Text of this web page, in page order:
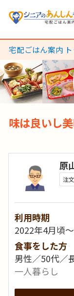
宅配ごはん案内
味は良いし
原
注
利用時期
2022年4月頃～
食事をした方
男性／50代／
一人暮らし